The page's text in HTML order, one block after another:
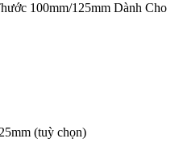
100mm/125mm Dành Cho
(tuỳ chọn)